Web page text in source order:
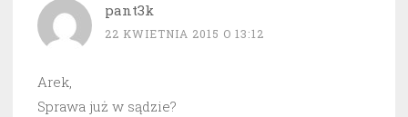
pant3k
22 KWIETNIA 2015 O 13:12
Arek,
Sprawa już w sądzie?